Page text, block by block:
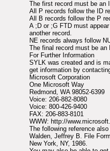
The first record must be an
All P records follow the ID
All B records follow the P
A ;D or ;G FTD must
another record.
NE records always follow
The final record must be an
For Further Information
SYLK was created and is
get information by
Microsoft Corporation
One Microsoft Way
Redmond, WA 98052-6399
Voice: 206-882-8080
Voice: 800-426-9400
FAX: 206-883-8101
WWW: http://
The following reference
Walden, Jeffrey B. File
New York, NY, 1986.